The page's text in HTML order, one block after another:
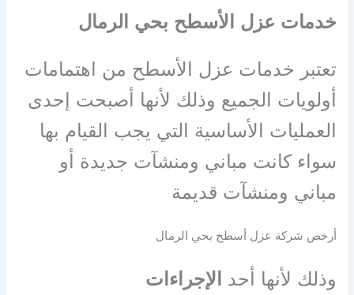
خدمات عزل الأسطح بحي الرمال
تعتبر خدمات عزل الأسطح من اهتمامات
أولويات الجميع وذلك لأنها أصبحت إحدى
العمليات الأساسية التي يجب القيام بها
سواء كانت مباني ومنشآت جديدة أو
مباني ومنشآت قديمة
أرخص شركة عزل أسطح بحي الرمال
وذلك لأنها أحد الإجراءات